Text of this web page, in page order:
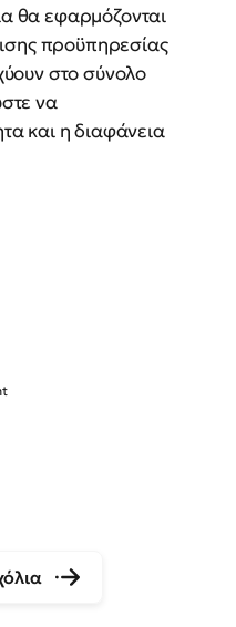
θα εφαρμόζονται
προϋπηρεσίας
στο σύνολο
να
και η διαφάνεια